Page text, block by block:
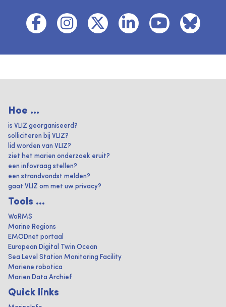
Hoe ...
is VLIZ georganiseerd?
solliciteren bij VLIZ?
lid worden van VLIZ?
ziet het marien onderzoek eruit?
een infovraag stellen?
een strandvondst melden?
gaat VLIZ om met uw privacy?
Tools ...
WoRMS
Marine Regions
EMODnet portaal
European Digital Twin Ocean
Sea Level Station Monitoring Facility
Mariene robotica
Marien Data Archief
Quick links